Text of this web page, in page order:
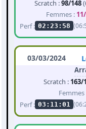
Scratch :98/148
Femmes :
Perf : 02:23:58
03/03/2024
Scratch : 163/
Femmes
Perf : 03:11:01